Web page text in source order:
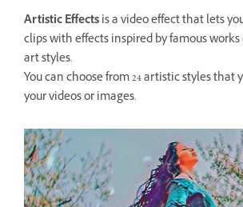
ArtisticEffectsis a video effect that lets
clips with effects inspired by famous
art styles.
You can choose from 24 artistic styles that
your videos or images.